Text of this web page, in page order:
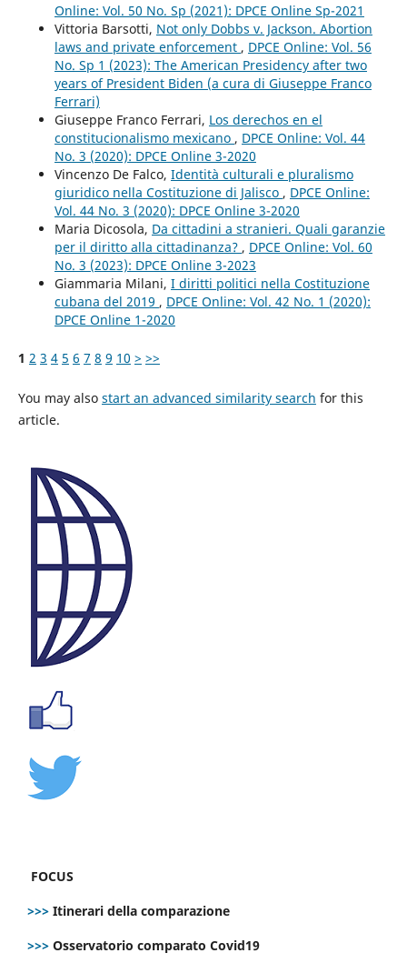
Online: Vol. 50 No. Sp (2021): DPCE Online Sp-2021
Vittoria Barsotti, Not only Dobbs v. Jackson. Abortion
laws and private enforcement , DPCE Online: Vol. 56
No. Sp 1 (2023): The American Presidency after two
years of President Biden (a cura di Giuseppe Franco
Ferrari)
Giuseppe Franco Ferrari, Los derechos en el
constitucionalismo mexicano , DPCE Online: Vol. 44
No. 3 (2020): DPCE Online 3-2020
Vincenzo De Falco, Identità culturali e pluralismo
giuridico nella Costituzione di Jalisco , DPCE Online:
Vol. 44 No. 3 (2020): DPCE Online 3-2020
Maria Dicosola, Da cittadini a stranieri. Quali garanzie
per il diritto alla cittadinanza? , DPCE Online: Vol. 60
No. 3 (2023): DPCE Online 3-2023
Giammaria Milani, I diritti politici nella Costituzione
cubana del 2019 , DPCE Online: Vol. 42 No. 1 (2020):
DPCE Online 1-2020
1 2 3 4 5 6 7 8 9 10 > >>
You may also start an advanced similarity search for this
article.
FOCUS
>>> Itinerari della comparazione
>>> Osservatorio comparato Covid19